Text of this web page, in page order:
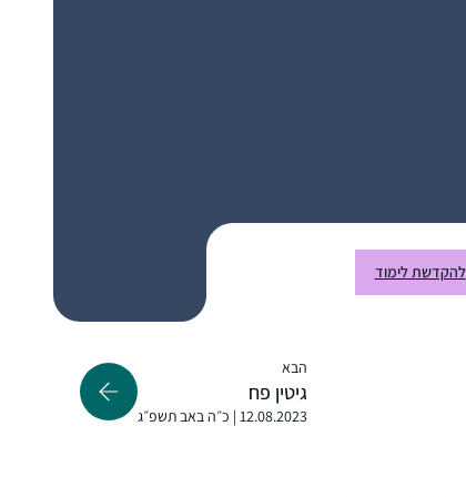
להקדשת לימוד
הבא
גיטין פח
12.08.2023 | כ״ה באב תשפ״ג
הצטרפתי ללומדות בתחילת מסכת תענית.
גבעת הראל, ישראל